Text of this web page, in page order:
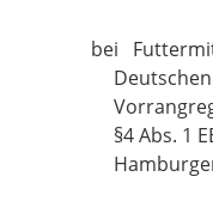
bei
§4 Abs. 1